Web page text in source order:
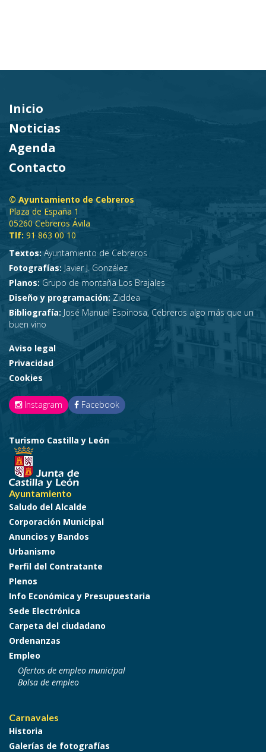
Inicio
Noticias
Agenda
Contacto
© Ayuntamiento de Cebreros
Plaza de España 1
05260 Cebreros Ávila
Tlf: 91 863 00 10
Textos: Ayuntamiento de Cebreros
Fotografías: Javier J. González
Planos: Grupo de montaña Los Brajales
Diseño y programación: Ziddea
Bibliografía: José Manuel Espinosa, Cebreros algo más que un
buen vino
Aviso legal
Privacidad
Cookies
Instagram Facebook
Turismo Castilla y León
Ayuntamiento
Saludo del Alcalde
Corporación Municipal
Anuncios y Bandos
Urbanismo
Perfil del Contratante
Plenos
Info Económica y Presupuestaria
Sede Electrónica
Carpeta del ciudadano
Ordenanzas
Empleo
Ofertas de empleo municipal
Bolsa de empleo
Carnavales
Historia
Galerías de fotografías